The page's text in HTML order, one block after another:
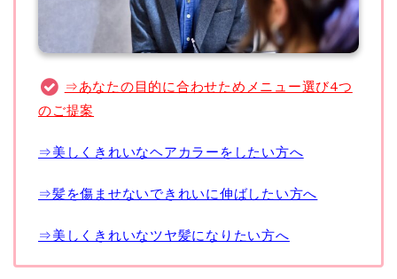
⇒あなたの目的に合わせためメニュー選び4つ
のご提案
⇒美しくきれいなヘアカラーをしたい方へ
⇒髪を傷ませないできれいに伸ばしたい方へ
⇒美しくきれいなツヤ髪になりたい方へ